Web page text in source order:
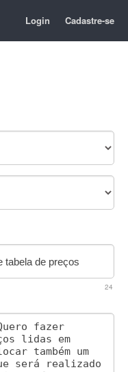
Login Cadastre-se
24